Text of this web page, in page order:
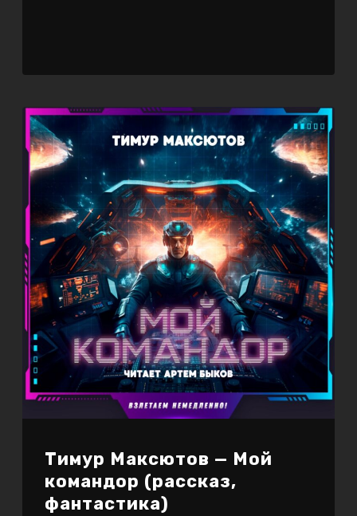
Тимур Максютов — Мой
командор (рассказ,
фантастика)